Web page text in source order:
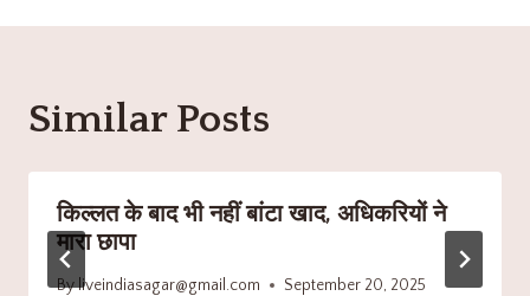
Similar Posts
किल्लत के बाद भी नहीं बांटा खाद, अधिकरियों ने
मारा छापा
Byliveindiasagar@gmail.com September 20, 2025